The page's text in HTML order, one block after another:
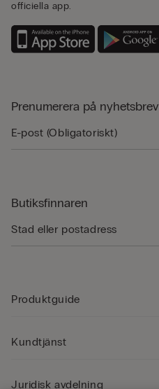
officiella app.
Prenumerera på nyhetsbrev
Butiksfinnaren
Produktguide
Kundtjänst
Juridisk avdelning